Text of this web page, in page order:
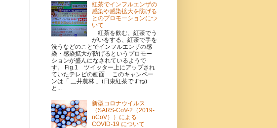
紅茶でインフルエンザの
感染や感染拡大を防げる
とのプロモーションにつ
いて
紅茶を飲む、紅茶でう
がいをする、紅茶で手を
洗うなどのことでインフルエンザの感
染・感染拡大が防げるというプロモー
ションが盛んになされているようで
す。 Fig.1 ツイッター上にアップされ
ていたテレビの画面 このキャンペー
ンは「 三井農林 」(日東紅茶ですね)
と...
新型コロナウイルス
（SARS-CoV-2（2019-
nCoV））による
COVID-19 について